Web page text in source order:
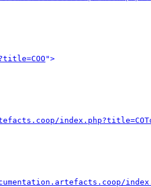
">